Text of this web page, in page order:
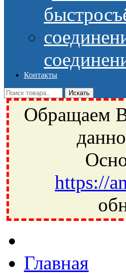
Контакты
Обращаем
https://
Ивантеевка, подшипники,
Главная